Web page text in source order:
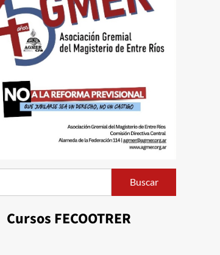
Buscar
Cursos FECOOTRER